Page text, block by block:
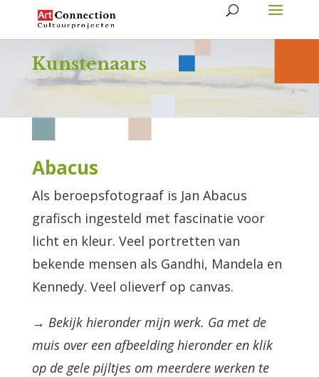
Kunstenaars
Abacus
Als beroepsfotograaf is Jan Abacus
grafisch ingesteld met fascinatie voor
licht en kleur. Veel portretten van
bekende mensen als Gandhi, Mandela en
Kennedy. Veel olieverf op canvas.
→ Bekijk hieronder mijn werk. Ga met de
muis over een afbeelding hieronder en klik
op de gele pijltjes om meerdere werken te